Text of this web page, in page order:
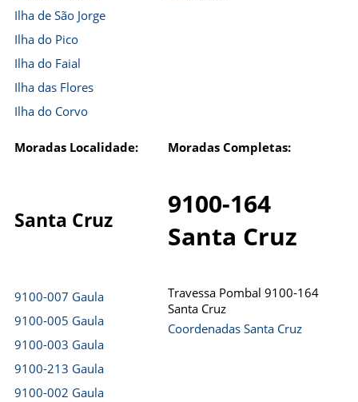
Ilha de São Jorge
Ilha do Pico
Ilha do Faial
Ilha das Flores
Ilha do Corvo
Moradas Localidade: Moradas Completas:
Santa Cruz
9100-164
Santa Cruz
9100-007 Gaula
9100-005 Gaula
9100-003 Gaula
9100-213 Gaula
9100-002 Gaula
Travessa Pombal 9100-164
Santa Cruz
Coordenadas Santa Cruz